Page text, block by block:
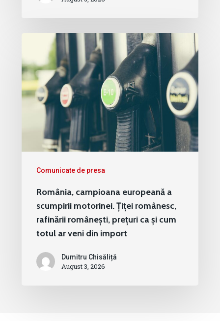
Comunicate de presa
România, campioana europeană a
scumpirii motorinei. Țiței românesc,
rafinării românești, prețuri ca și cum
totul ar veni din import
Dumitru Chisăliță
August 3, 2026